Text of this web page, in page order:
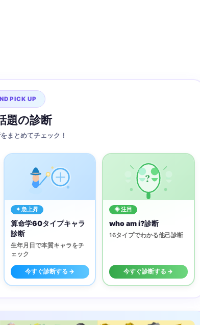
PICK UP
題の診断
まとめてチェック！
✦ 急上昇
算命学60タイプキャラ
診断
生年月日で本質キャラをチ
ェック
今すぐ診断する →
?
◈ 注目
who am i?診断
16タイプでわかる他己診断
今すぐ診断する →